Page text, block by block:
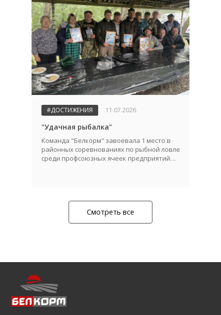
#ДОСТИЖЕНИЯ 11.07.2026
"Удачная рыбалка"
Команда "Белкорм" завоевала 1 место в
районных соревнованиях по рыбной ловле
среди профсоюзных ячеек предприятий
Смотреть все